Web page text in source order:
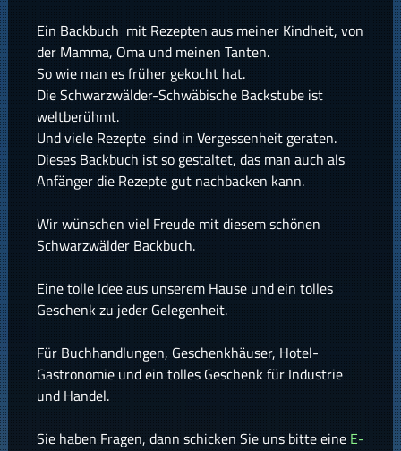
Ein Backbuch mit Rezepten aus meiner Kindheit, von
der Mamma, Oma und meinen Tanten.
So wie man es früher gekocht hat.
Die Schwarzwälder-Schwäbische Backstube ist
weltberühmt.
Und viele Rezepte sind in Vergessenheit geraten.
Dieses Backbuch ist so gestaltet, das man auch als
Anfänger die Rezepte gut nachbacken kann.
Wir wünschen viel Freude mit diesem schönen
Schwarzwälder Backbuch.
Eine tolle Idee aus unserem Hause und ein tolles
Geschenk zu jeder Gelegenheit.
Für Buchhandlungen, Geschenkhäuser, Hotel-
Gastronomie und ein tolles Geschenk für Industrie
und Handel.
Sie haben Fragen, dann schicken Sie uns bitte eine E-